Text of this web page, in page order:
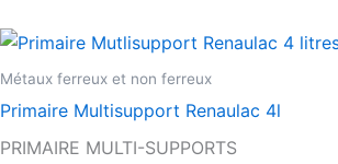
Métaux ferreux et non ferreux
Primaire Multisupport Renaulac 4l
PRIMAIRE MULTI-SUPPORTS